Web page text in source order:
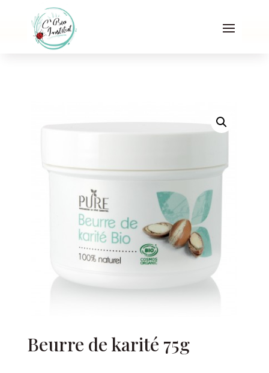
Beurre de karité 75g